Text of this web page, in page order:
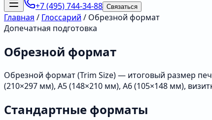
+7 (495) 744-34-88 Связаться
Главная / Глоссарий / Обрезной формат
Допечатная подготовка
Обрезной формат
Обрезной формат (Trim Size) — итоговый размер
(210×297 мм), A5 (148×210 мм), A6 (105×148 мм),
Стандартные форматы